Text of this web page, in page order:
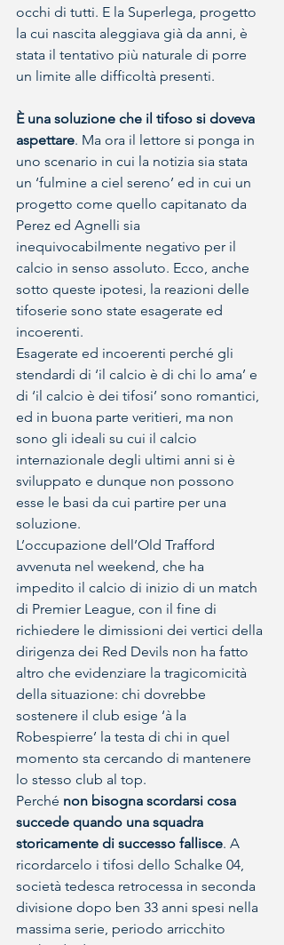
occhi di tutti. E la Superlega, progetto
la cui nascita aleggiava già da anni, è
stata il tentativo più naturale di porre
un limite alle difficoltà presenti.
È una soluzione che il tifoso si doveva
aspettare. Ma ora il lettore si ponga in
uno scenario in cui la notizia sia stata
un ‘fulmine a ciel sereno’ ed in cui un
progetto come quello capitanato da
Perez ed Agnelli sia
inequivocabilmente negativo per il
calcio in senso assoluto. Ecco, anche
sotto queste ipotesi, la reazioni delle
tifoserie sono state esagerate ed
incoerenti.
Esagerate ed incoerenti perché gli
stendardi di ‘il calcio è di chi lo ama’ e
di ‘il calcio è dei tifosi’ sono romantici,
ed in buona parte veritieri, ma non
sono gli ideali su cui il calcio
internazionale degli ultimi anni si è
sviluppato e dunque non possono
esse le basi da cui partire per una
soluzione.
L’occupazione dell’Old Trafford
avvenuta nel weekend, che ha
impedito il calcio di inizio di un match
di Premier League, con il fine di
richiedere le dimissioni dei vertici della
dirigenza dei Red Devils non ha fatto
altro che evidenziare la tragicomicità
della situazione: chi dovrebbe
sostenere il club esige ‘à la
Robespierre’ la testa di chi in quel
momento sta cercando di mantenere
lo stesso club al top.
Perché non bisogna scordarsi cosa
succede quando una squadra
storicamente di successo fallisce. A
ricordarcelo i tifosi dello Schalke 04,
società tedesca retrocessa in seconda
divisione dopo ben 33 anni spesi nella
massima serie, periodo arricchito